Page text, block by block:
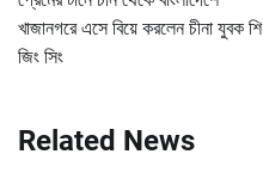
খাজানগরে এসে বিয়ে করলেন চীনা যুবক শি
জিং সিং
Related News